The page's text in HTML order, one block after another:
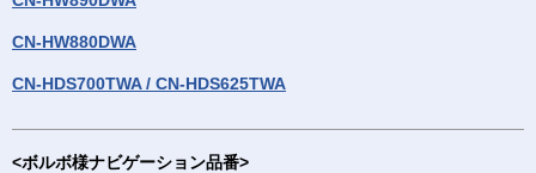
CN-HW880DWA
CN-HDS700TWA / CN-HDS625TWA
<ボルボ様ナビゲーション品番>